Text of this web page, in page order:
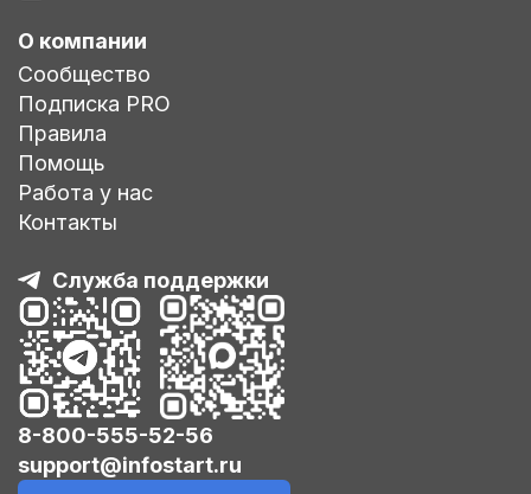
О компании
Сообщество
Подписка PRO
Правила
Помощь
Работа у нас
Контакты
Служба поддержки
8-800-555-52-56
support@infostart.ru